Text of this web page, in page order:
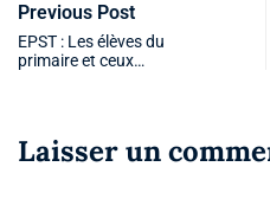
Previous Post
EPST : Les élèves du
primaire et ceux…
Laisser un